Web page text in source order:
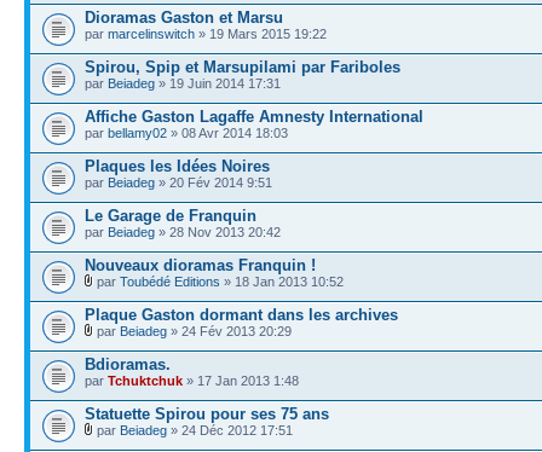
Dioramas Gaston et Marsu
par marcelinswitch » 19 Mars 2015 19:22
Spirou, Spip et Marsupilami par Fariboles
par Beiadeg » 19 Juin 2014 17:31
Affiche Gaston Lagaffe Amnesty International
par bellamy02 » 08 Avr 2014 18:03
Plaques les Idées Noires
par Beiadeg » 20 Fév 2014 9:51
Le Garage de Franquin
par Beiadeg » 28 Nov 2013 20:42
Nouveaux dioramas Franquin !
par Toubédé Editions » 18 Jan 2013 10:52
Plaque Gaston dormant dans les archives
par Beiadeg » 24 Fév 2013 20:29
Bdioramas.
par Tchuktchuk » 17 Jan 2013 1:48
Statuette Spirou pour ses 75 ans
par Beiadeg » 24 Déc 2012 17:51